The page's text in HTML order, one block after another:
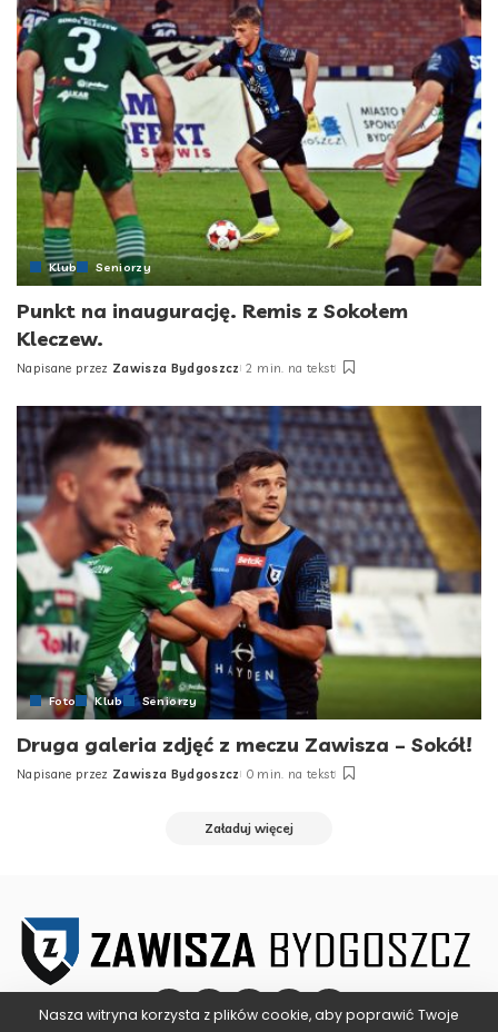
Klub Seniorzy
Punkt na inaugurację. Remis z Sokołem
Kleczew.
Posted
Napisane przez Zawisza Bydgoszcz 2 min. na tekst
Foto Klub Seniorzy
Druga galeria zdjęć z meczu Zawisza – Sokół!
Posted
Napisane przez Zawisza Bydgoszcz 0 min. na tekst
Załaduj więcej
Nasza witryna korzysta z plików cookie, aby poprawić Twoje